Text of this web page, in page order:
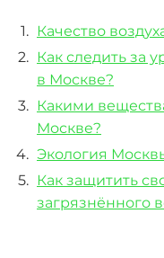
Качество
Как следить за
в Москве?
Какими
Москве?
Экология
Как защитить
загрязнённого